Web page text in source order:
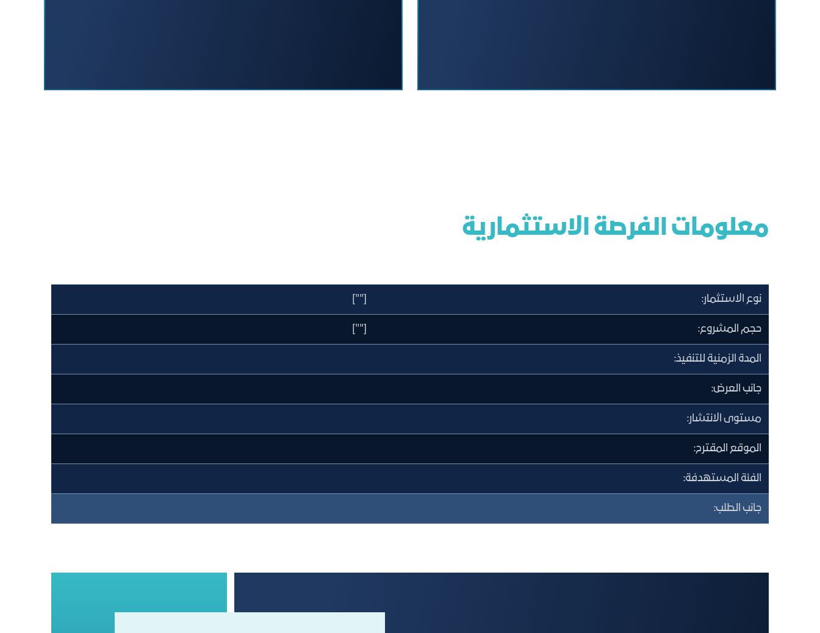
معلومات الفرصة الاستثمارية
نوع الاستثمار: [""]
حجم المشروع: [""]
المدة الزمنية للتنفيذ:
جانب العرض:
مستوى الانتشار:
الموقع المقترح:
الفئة المستهدفة:
جانب الطلب: